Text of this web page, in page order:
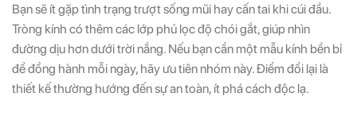
Bạn sẽ ít gặp tình trạng trượt sống mũi hay cấn tai khi cúi đầu.
Tròng kính có thêm các lớp phủ lọc độ chói gắt, giúp nhìn
đường dịu hơn dưới trời nắng. Nếu bạn cần một mẫu kính bền bỉ
để đồng hành mỗi ngày, hãy ưu tiên nhóm này. Điểm đổi lại là
thiết kế thường hướng đến sự an toàn, ít phá cách độc lạ.